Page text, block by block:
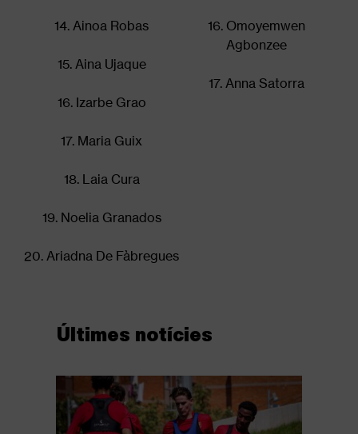
14. Ainoa Robas
15. Aina Ujaque
16. Izarbe Grao
17. Maria Guix
18. Laia Cura
19. Noelia Granados
20. Ariadna De Fàbregues
16. Omoyemwen
Agbonzee
17. Anna Satorra
Últimes notícies